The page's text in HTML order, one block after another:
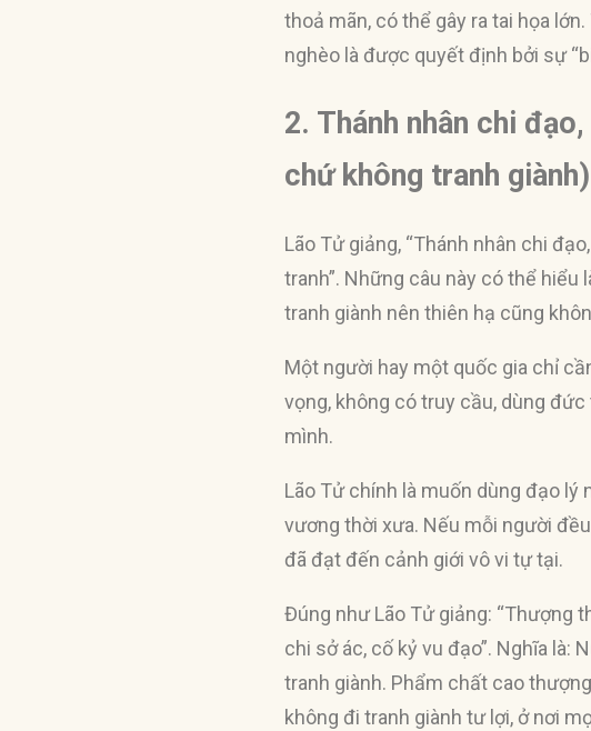
thoả mãn, có thể gây ra tai họa
nghèo là được quyết định bởi sự
2. Thánh nhân chi
chứ không tranh giành)
Lão Tử giảng, “Thánh nhân chi
tranh”. Những câu này có thể hiểu
tranh giành nên thiên hạ cũng
Một người hay một quốc gia chỉ
vọng, không có truy cầu, dùng
mình.
Lão Tử chính là muốn dùng đạo
vương thời xưa. Nếu mỗi người
đã đạt đến cảnh giới vô vi tự tại.
Đúng như Lão Tử giảng: “Thượng
chi sở ác, cố kỷ vu đạo”. Nghĩa
tranh giành. Phẩm chất cao
không đi tranh giành tư lợi, ở nơi